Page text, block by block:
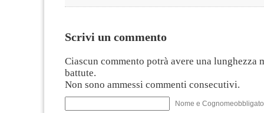
Scrivi un commento
Ciascun commento potrà avere una lunghezza
battute.
Non sono ammessi commenti consecutivi.
Nome e